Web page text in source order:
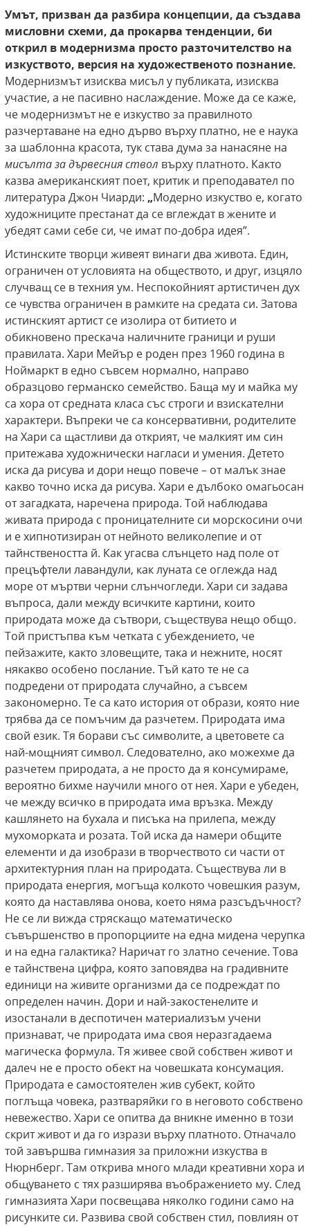
Умът, призван да разбира концепции, да създава
мисловни схеми, да прокарва тенденции, би
открил в модернизма просто разточителство на
изкуството, версия на художественото познание.
Модернизмът изисква мисъл у публиката, изисква
участие, а не пасивно наслаждение. Може да се каже,
че модернизмът не е изкуство за правилното
разчертаване на едно дърво върху платно, не е наука
за шаблонна красота, тук става дума за нанасяне на
мисълта за дървесния ствол върху платното. Както
казва американският поет, критик и преподавател по
литература Джон Чиарди: „Модерно изкуство е, когато
художниците престанат да се вглеждат в жените и
убедят сами себе си, че имат по-добра идея”.
Истинските творци живеят винаги два живота. Един,
ограничен от условията на обществото, и друг, изцяло
случващ се в техния ум. Неспокойният артистичен дух
се чувства ограничен в рамките на средата си. Затова
истинският артист се изолира от битието и
обикновено прескача наличните граници и руши
правилата. Хари Мейър е роден през 1960 година в
Ноймаркт в едно съвсем нормално, направо
образцово германско семейство. Баща му и майка му
са хора от средната класа със строги и взискателни
характери. Въпреки че са консервативни, родителите
на Хари са щастливи да открият, че малкият им син
притежава художнически нагласи и умения. Детето
иска да рисува и дори нещо повече – от малък знае
какво точно иска да рисува. Хари е дълбоко омагьосан
от загадката, наречена природа. Той наблюдава
живата природа с проницателните си морскосини очи
и е хипнотизиран от нейното великолепие и от
тайнствеността й. Как угасва слънцето над поле от
прецъфтели лавандули, как луната се оглежда над
море от мъртви черни слънчогледи. Хари си задава
въпроса, дали между всичките картини, които
природата може да сътвори, съществува нещо общо.
Той пристъпва към четката с убеждението, че
пейзажите, както зловещите, така и нежните, носят
някакво особено послание. Тъй като те не са
подредени от природата случайно, а съвсем
закономерно. Те са като история от образи, която ние
трябва да се помъчим да разчетем. Природата има
свой език. Тя борави със символите, а цветовете са
най-мощният символ. Следователно, ако можехме да
разчетем природата, а не просто да я консумираме,
вероятно бихме научили много от нея. Хари е убеден,
че между всичко в природата има връзка. Между
кашлянето на бухала и писъка на прилепа, между
мухоморката и розата. Той иска да намери общите
елементи и да изобрази в творчеството си части от
архитектурния план на природата. Съществува ли в
природата енергия, могъща колкото човешкия разум,
която да наставлява онова, което няма разсъдъчност?
Не се ли вижда стряскащо математическо
съвършенство в пропорциите на една мидена черупка
и на една галактика? Наричат го златно сечение. Това
е тайнствена цифра, която заповядва на градивните
единици на живите организми да се подреждат по
определен начин. Дори и най-закостенелите и
изостанали в деспотичен материализъм учени
признават, че природата има своя неразгадаема
магическа формула. Тя живее свой собствен живот и
далеч не е просто обект на човешката консумация.
Природата е самостоятелен жив субект, който
поглъща човека, разтваряйки го в неговото собствено
невежество. Хари се опитва да вникне именно в този
скрит живот и да го изрази върху платното. Отначало
той завършва гимназия за приложни изкуства в
Нюрнберг. Там открива много млади креативни хора и
общуването с тях разширява въображението му. След
гимназията Хари посвещава няколко години само на
рисунките си. Развива свой собствен стил, повлиян от